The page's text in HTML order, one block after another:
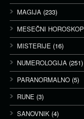
MAGIJA (233)
MESEČNI HOROSKOP
MISTERIJE (16)
NUMEROLOGIJA (251)
PARANORMALNO (5)
RUNE (3)
SANOVNIK (4)